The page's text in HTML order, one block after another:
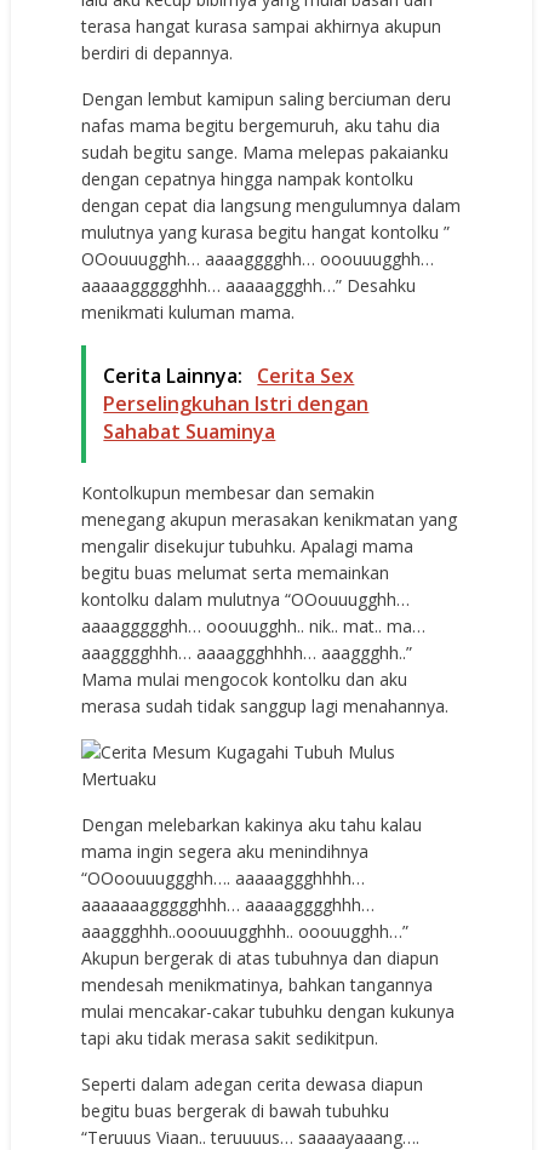
terasa hangat kurasa sampai akhirnya akupun
berdiri di depannya.
Dengan lembut kamipun saling berciuman deru
nafas mama begitu bergemuruh, aku tahu dia
sudah begitu sange. Mama melepas pakaianku
dengan cepatnya hingga nampak kontolku
dengan cepat dia langsung mengulumnya dalam
mulutnya yang kurasa begitu hangat kontolku ”
OOouuugghh… aaaagggghh… ooouuugghh…
aaaaaggggghhh… aaaaaggghh…” Desahku
menikmati kuluman mama.
Cerita Lainnya:
Cerita Sex
Perselingkuhan Istri dengan
Sahabat Suaminya
Kontolkupun membesar dan semakin
menegang akupun merasakan kenikmatan yang
mengalir disekujur tubuhku. Apalagi mama
begitu buas melumat serta memainkan
kontolku dalam mulutnya “OOouuugghh…
aaaaggggghh… ooouugghh.. nik.. mat.. ma…
aaagggghhh… aaaaggghhhh… aaaggghh..”
Mama mulai mengocok kontolku dan aku
merasa sudah tidak sanggup lagi menahannya.
Dengan melebarkan kakinya aku tahu kalau
mama ingin segera aku menindihnya
“OOoouuuggghh…. aaaaaggghhhh…
aaaaaaaggggghhh… aaaaagggghhh…
aaaggghhh..ooouuugghhh.. ooouugghh…”
Akupun bergerak di atas tubuhnya dan diapun
mendesah menikmatinya, bahkan tangannya
mulai mencakar-cakar tubuhku dengan kukunya
tapi aku tidak merasa sakit sedikitpun.
Seperti dalam adegan cerita dewasa diapun
begitu buas bergerak di bawah tubuhku
“Teruuus Viaan.. teruuuus… saaaayaaang….